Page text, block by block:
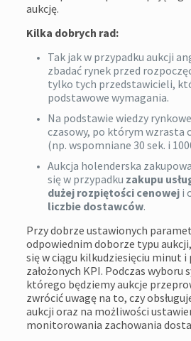
aukcję.
Kilka dobrych rad:
Tak jak w przypadku aukcji
zbadać rynek przed
tylko tych przedstawicieli,
podstawowe wymagania.
Na podstawie wiedzy
czasowy, po którym wzrasta
(np. wspomniane 30 sek. i
Aukcja holenderska
się w przypadku zakupu
dużej rozpiętości cenoweji
liczbie dostawców.
Przy dobrze ustawionych
odpowiednim doborze typu
się w ciągu kilkudziesięciu minut
założonych KPI. Podczas wyboru
którego będziemy aukcje
zwrócić uwagę na to, czy
aukcji oraz na możliwości
monitorowania zachowania